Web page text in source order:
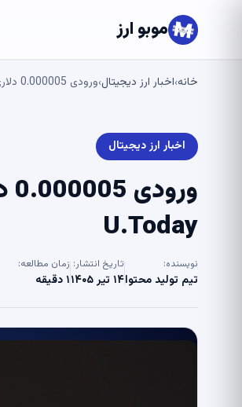
موبو ارز
خانه›اخبار ارز دیجیتال›ورودی 0.000005 دلاری شیبا اینو (SHIB) بی‌رحمانه رد شد – U.Today
اخبار ارز دیجیتال
U.Today
نویسنده:
تیم تولید محتوا
تاریخ انتشار:
۱۴ تیر ۱۴۰۵
زمان مطالعه:
۱ دقیقه